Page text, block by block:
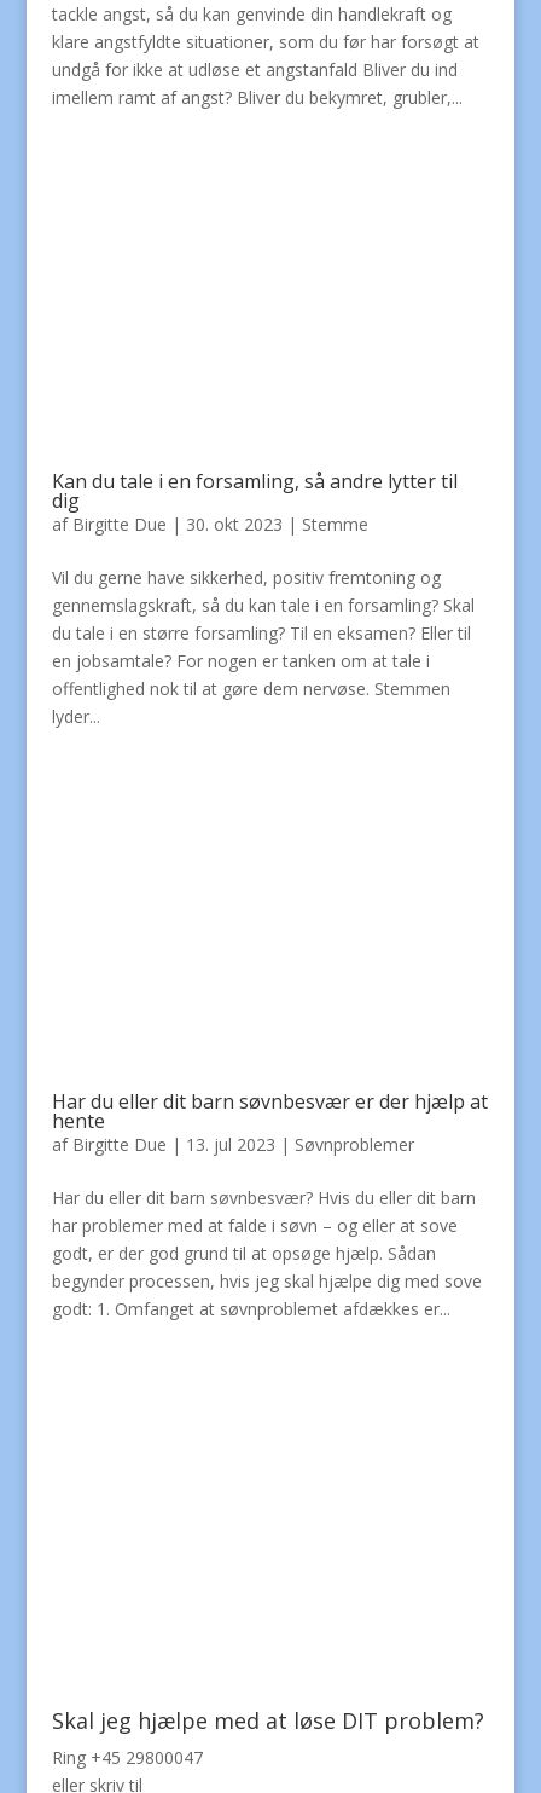
tackle angst, så du kan genvinde din handlekraft og
klare angstfyldte situationer, som du før har forsøgt at
undgå for ikke at udløse et angstanfald Bliver du ind
imellem ramt af angst? Bliver du bekymret, grubler,...
Kan du tale i en forsamling, så andre lytter til
dig
af Birgitte Due | 30. okt 2023 | Stemme
Vil du gerne have sikkerhed, positiv fremtoning og
gennemslagskraft, så du kan tale i en forsamling? Skal
du tale i en større forsamling? Til en eksamen? Eller til
en jobsamtale? For nogen er tanken om at tale i
offentlighed nok til at gøre dem nervøse. Stemmen
lyder...
Har du eller dit barn søvnbesvær er der hjælp at
hente
af Birgitte Due | 13. jul 2023 | Søvnproblemer
Har du eller dit barn søvnbesvær? Hvis du eller dit barn
har problemer med at falde i søvn – og eller at sove
godt, er der god grund til at opsøge hjælp. Sådan
begynder processen, hvis jeg skal hjælpe dig med sove
godt: 1. Omfanget at søvnproblemet afdækkes er...
Skal jeg hjælpe med at løse DIT problem?
Ring +45 29800047
eller skriv til